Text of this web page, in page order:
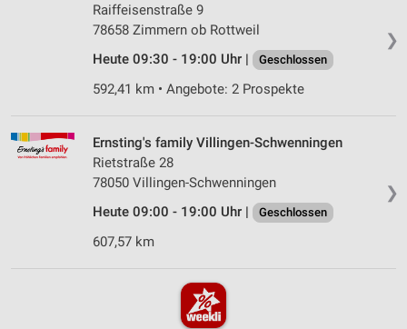
❯
Raiffeisenstraße 9
78658 Zimmern ob Rottweil
Heute 09:30 - 19:00 Uhr |
Geschlossen
592,41 km • Angebote: 2 Prospekte
❯
Ernsting's family Villingen-Schwenningen
Rietstraße 28
78050 Villingen-Schwenningen
Heute 09:00 - 19:00 Uhr |
Geschlossen
607,57 km